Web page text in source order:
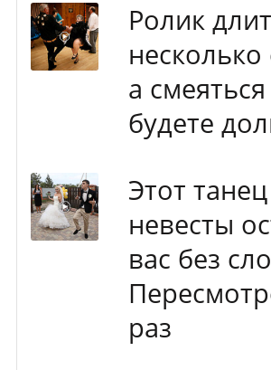
Ролик
несколько
а
будете
Этот танец
невесты
вас без
раз